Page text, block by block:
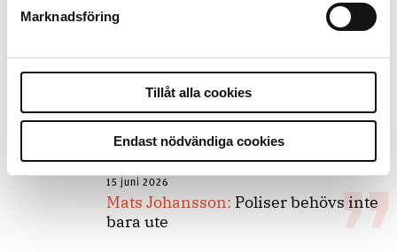
Marknadsföring
Tillåt alla cookies
Endast nödvändiga cookies
bakbinder polisen
7 juli 2026
Debatt:Med för höga krav på evidens
kan polisen inte göra något alls
15 juni 2026
Mats Johansson: Poliser behövs inte
bara ute